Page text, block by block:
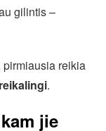
gilintis –
pirmiausia reikia
.
jie